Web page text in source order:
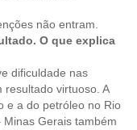
não entram.
O que explica
dificuldade nas
resultado virtuoso. A
e a do petróleo no Rio
Gerais também